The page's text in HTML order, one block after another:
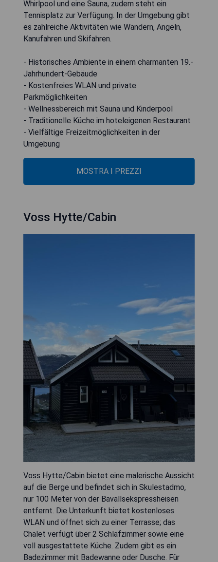
Whirlpool und eine Sauna, zudem steht ein
Tennisplatz zur Verfügung. In der Umgebung gibt
es zahlreiche Aktivitäten wie Wandern, Angeln,
Kanufahren und Skifahren.
- Historisches Ambiente in einem charmanten 19.-
Jahrhundert-Gebäude
- Kostenfreies WLAN und private
Parkmöglichkeiten
- Wellnessbereich mit Sauna und Kinderpool
- Traditionelle Küche im hoteleigenen Restaurant
- Vielfältige Freizeitmöglichkeiten in der
Umgebung
MOSTRA I PREZZI
Voss Hytte/Cabin
Voss Hytte/Cabin bietet eine malerische Aussicht
auf die Berge und befindet sich in Skulestadmo,
nur 100 Meter von der Bavallsekspressheisen
entfernt. Die Unterkunft bietet kostenloses
WLAN und öffnet sich zu einer Terrasse; das
Chalet verfügt über 2 Schlafzimmer sowie eine
voll ausgestattete Küche. Zudem gibt es ein
Badezimmer mit Badewanne oder Dusche. Für